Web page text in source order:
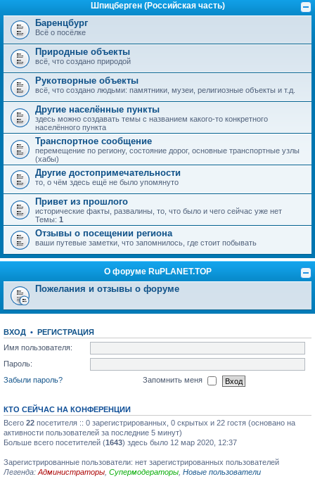
Шпицберген (Российская часть)
Баренцбург
Всё о посёлке
Природные объекты
всё, что создано природой
Рукотворные объекты
всё, что создано людьми: памятники, музеи, религиозные объекты и т.д.
Другие населённые пункты
здесь можно создавать темы с названием какого-то конкретного
населённого пункта
Транспортное сообщение
перемещение по региону, состояние дорог, основные транспортные узлы
(хабы)
Другие достопримечательности
то, о чём здесь ещё не было упомянуто
Привет из прошлого
исторические факты, развалины, то, что было и чего сейчас уже нет
Темы: 1
Отзывы о посещении региона
ваши путевые заметки, что запомнилось, где стоит побывать
О форуме RuPLANET.TOP
Пожелания и отзывы о форуме
ВХОД • РЕГИСТРАЦИЯ
Имя пользователя:
Пароль:
Забыли пароль?
Запомнить меня
КТО СЕЙЧАС НА КОНФЕРЕНЦИИ
Всего 22 посетителя :: 0 зарегистрированных, 0 скрытых и 22 гостя (основано на
активности пользователей за последние 5 минут)
Больше всего посетителей (1643) здесь было 12 мар 2020, 12:37
Зарегистрированные пользователи: нет зарегистрированных пользователей
Легенда: Администраторы Супермодераторы Новые пользователи